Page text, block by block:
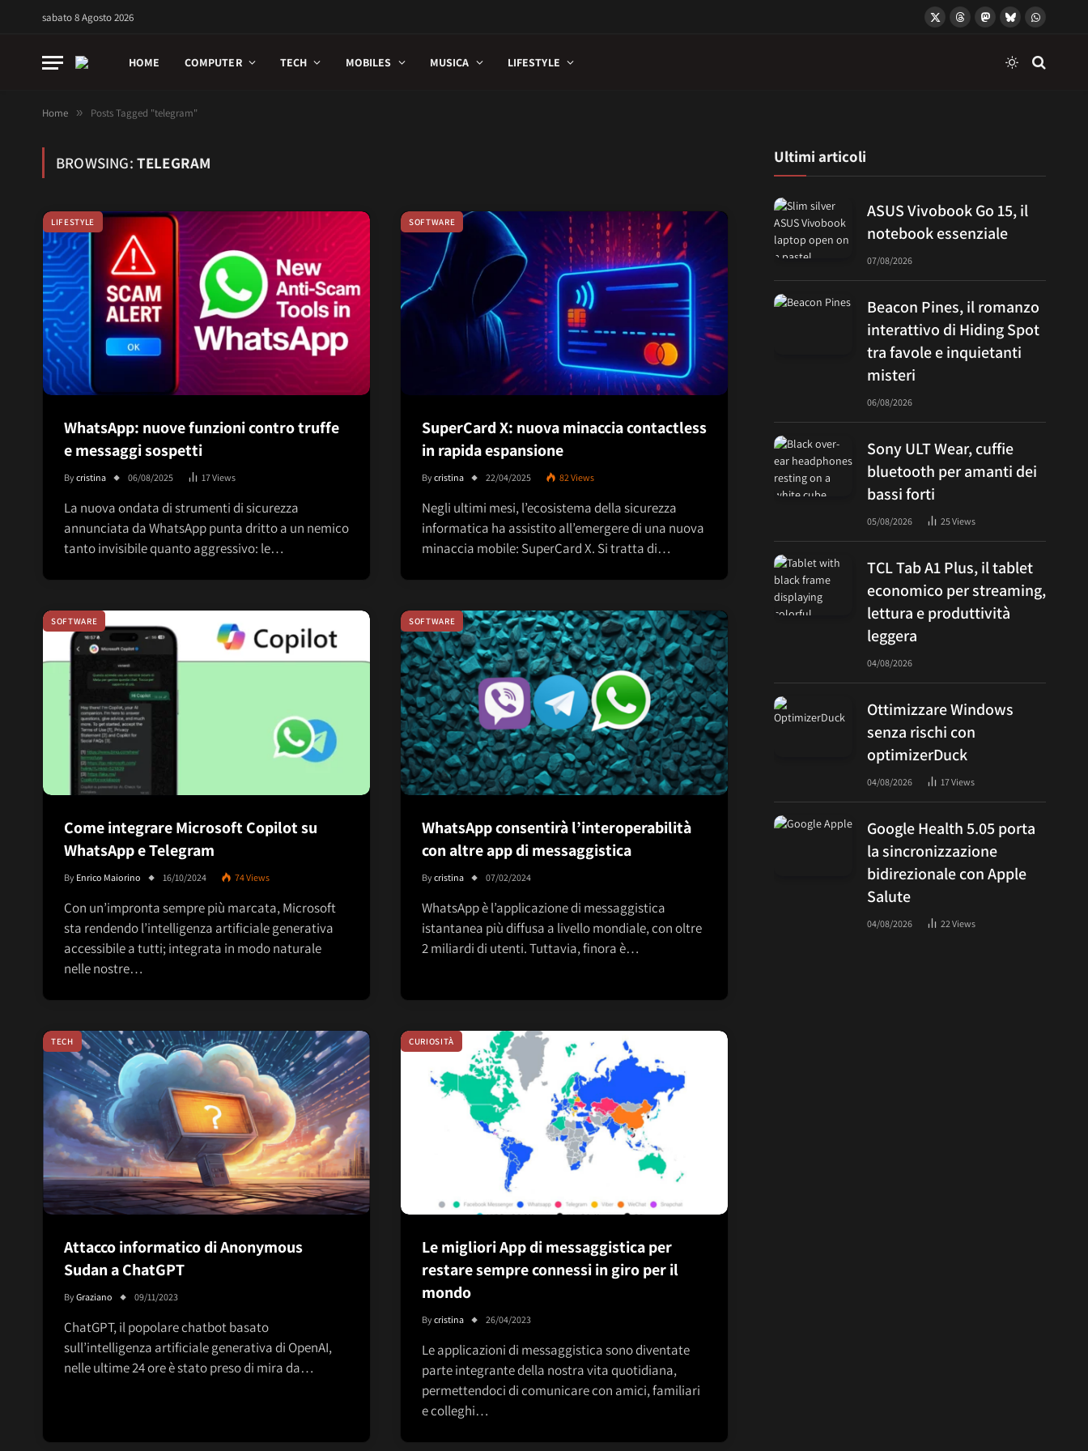
sabato 8 Agosto 2026
X
ThreadsMastodon
BlueskyWhatsApp
HOME COMPUTER TECH MOBILES MUSICA LIFESTYLE
Home » Posts Tagged "telegram"
BROWSING: TELEGRAM
LIFESTYLE
WhatsApp: nuove funzioni contro truffe
e messaggi sospetti
Bycristina 06/08/2025 17Views
La nuova ondata di strumenti di sicurezza
annunciata da WhatsApp punta dritto a un nemico
tanto invisibile quanto aggressivo: le…
SOFTWARE
SuperCard X: nuova minaccia contactless
in rapida espansione
Bycristina 22/04/2025 82Views
Negli ultimi mesi, l’ecosistema della sicurezza
informatica ha assistito all’emergere di una nuova
minaccia mobile: SuperCard X. Si tratta di…
SOFTWARE
Come integrare Microsoft Copilot su
WhatsApp e Telegram
By Enrico Maiorino 16/10/2024 74Views
Con un’impronta sempre più marcata, Microsoft
sta rendendo l’intelligenza artificiale generativa
accessibile a tutti; integrata in modo naturale
nelle nostre…
SOFTWARE
WhatsApp consentirà l’interoperabilità
con altre app di messaggistica
Bycristina 07/02/2024
WhatsApp è l’applicazione di messaggistica
istantanea più diffusa a livello mondiale, con oltre
2 miliardi di utenti. Tuttavia, finora è…
TECH
Attacco informatico di Anonymous
Sudan a ChatGPT
ByGraziano 09/11/2023
ChatGPT, il popolare chatbot basato
sull’intelligenza artificiale generativa di OpenAI,
nelle ultime 24 ore è stato preso di mira da…
CURIOSITÀ
Le migliori App di messaggistica per
restare sempre connessi in giro per il
mondo
Bycristina 26/04/2023
Le applicazioni di messaggistica sono diventate
parte integrante della nostra vita quotidiana,
permettendoci di comunicare con amici, familiari
e colleghi…
Ultimi articoli
ASUS Vivobook Go 15, il
notebook essenziale
07/08/2026
Beacon Pines, il romanzo
interattivo di Hiding Spot
tra favole e inquietanti
misteri
06/08/2026
Sony ULT Wear, cuffie
bluetooth per amanti dei
bassi forti
05/08/2026 25Views
TCL Tab A1 Plus, il tablet
economico per streaming,
lettura e produttività
leggera
04/08/2026
Ottimizzare Windows
senza rischi con
optimizerDuck
04/08/2026 17Views
Google Health 5.05 porta
la sincronizzazione
bidirezionale con Apple
Salute
04/08/2026 22Views